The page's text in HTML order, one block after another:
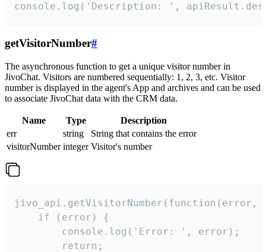
console.log('Description: ',
getVisitorNumber#
The asynchronous function to get a unique visitor number in
JivoChat. Visitors are numbered sequentially: 1, 2, 3, etc. Visitor
number is displayed in the agent's App and archives and can be used
to associate JivoChat data with the CRM data.
Name Type
Description
err
string
String that contains the error
visitorNumber integer Visitor's number
jivo_api.getVisitorNumber(function(error,
    if (error) {
        console.log('Error: ', error);
        return;